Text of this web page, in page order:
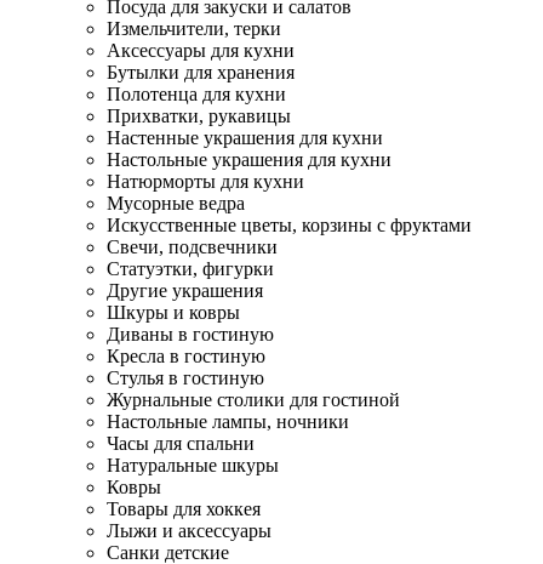
Посуда для закуски и салатов
Измельчители, терки
Аксессуары для кухни
Бутылки для хранения
Полотенца для кухни
Прихватки, рукавицы
Настенные украшения для кухни
Настольные украшения для кухни
Натюрморты для кухни
Мусорные ведра
Искусственные цветы, корзины с фруктами
Свечи, подсвечники
Статуэтки, фигурки
Другие украшения
Шкуры и ковры
Диваны в гостиную
Кресла в гостиную
Стулья в гостиную
Журнальные столики для гостиной
Настольные лампы, ночники
Часы для спальни
Натуральные шкуры
Ковры
Товары для хоккея
Лыжи и аксессуары
Санки детские